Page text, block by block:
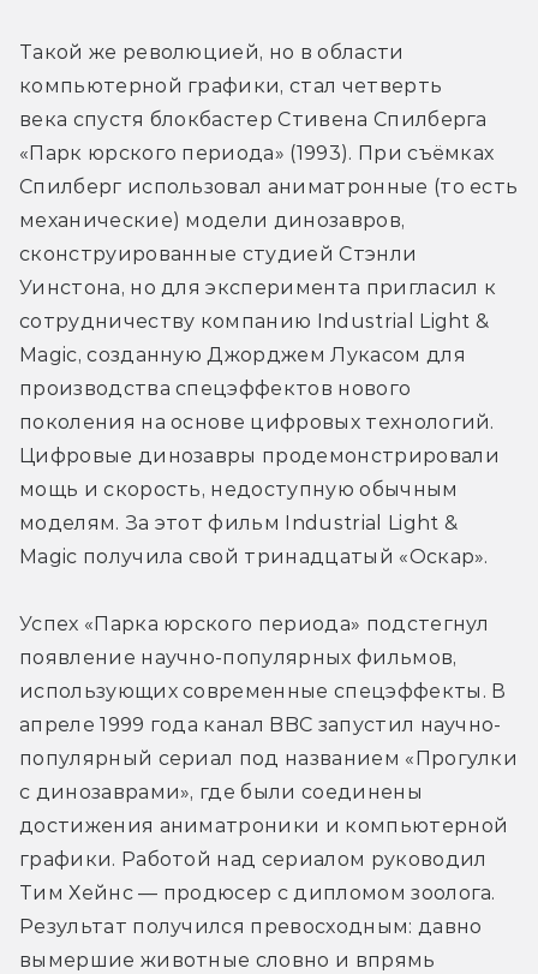
Такой же революцией, но в области
компьютерной графики, стал четверть
века спустя блокбастер Стивена Спилберга
«Парк юрского периода» (1993). При съёмках
Спилберг использовал аниматронные (то есть
механические) модели динозавров,
сконструированные студией Стэнли
Уинстона, но для эксперимента пригласил к
сотрудничеству компанию Industrial Light &
Magic, созданную Джорджем Лукасом для
производства спецэффектов нового
поколения на основе цифровых технологий.
Цифровые динозавры продемонстрировали
мощь и скорость, недоступную обычным
моделям. За этот фильм Industrial Light &
Magic получила свой тринадцатый «Оскар».
Успех «Парка юрского периода» подстегнул
появление научно-популярных фильмов,
использующих современные спецэффекты. В
апреле 1999 года канал BBC запустил научно-
популярный сериал под названием «Прогулки
с динозаврами», где были соединены
достижения аниматроники и компьютерной
графики. Работой над сериалом руководил
Тим Хейнс — продюсер с дипломом зоолога.
Результат получился превосходным: давно
вымершие животные словно и впрямь